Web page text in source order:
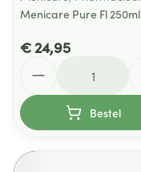
Menicare Pure Fl 250ml
€ 24,95
Bestel